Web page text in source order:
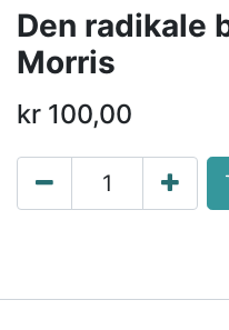
Den radikale
Morris
kr 100,00